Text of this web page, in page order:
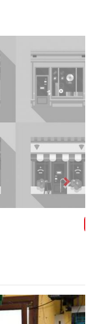
Next